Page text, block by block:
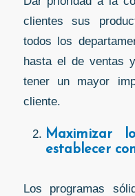
clientes sus
todos los
hasta el de ventas
tener un mayor
cliente.
Maximizar
establecer
Los programas